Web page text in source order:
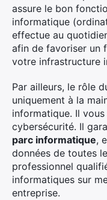
assure le bon
informatique
effectue au
afin de favoriser un
votre infrastructure
Par ailleurs, le rôle
uniquement à la
informatique. Il
cybersécurité. Il
parc informatique,
données de toutes
professionnel
informatiques sur
entreprise.